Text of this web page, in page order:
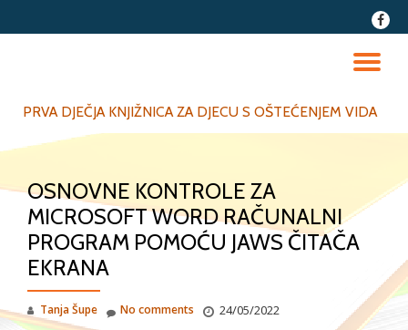
fa-
PRVA DJEČJA KNJIŽNICA ZA DJECU S OŠTEĆENJEM VIDA
OSNOVNE KONTROLE ZA
MICROSOFT WORD RAČUNALNI
PROGRAM POMOĆU JAWS ČITAČA
EKRANA
Tanja Šupe 24/05/2022
No comments